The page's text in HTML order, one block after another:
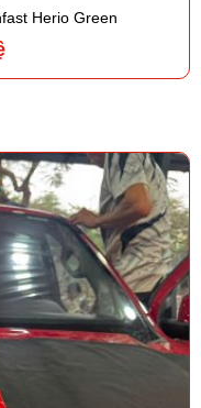
Herio Green